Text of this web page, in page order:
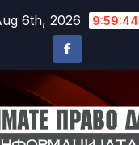
6th, 2026 9:59:47